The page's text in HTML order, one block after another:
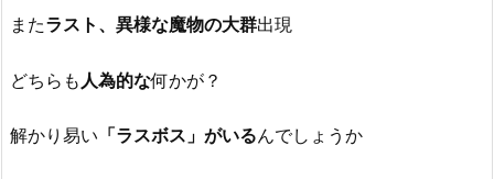
またラスト、異様な魔物の大群出現
どちらも 人為的な何かが？
解かり易い 「ラスボス」がいるんでしょうか